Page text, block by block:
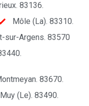
83136.
Môle (La). 83310.
sur-Argens. 83570
83670.
Muy (Le). 83490.